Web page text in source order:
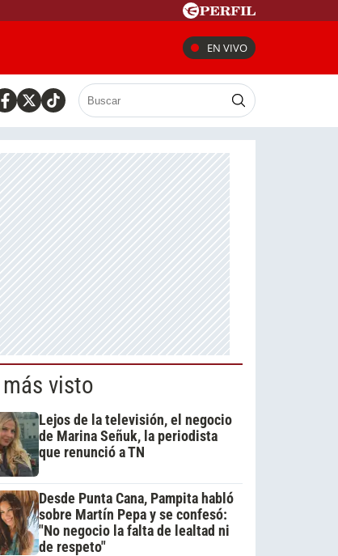
EN VIVO
visto
Lejos de la televisión, el negocio
de Marina Señuk, la periodista
que renunció a TN
Desde Punta Cana, Pampita habló
sobre Martín Pepa y se confesó:
"No negocio la falta de lealtad ni
de respeto"